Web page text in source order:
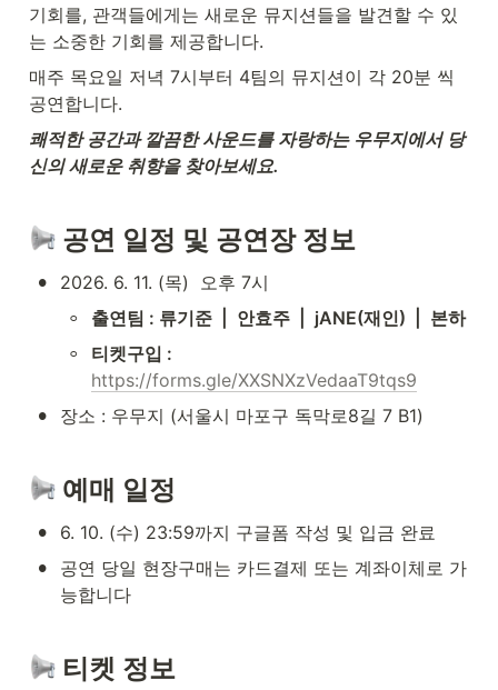
기회를, 관객들에게는 새로운 뮤지션들을 발견할 수 있
는 소중한 기회를 제공합니다.
매주 목요일 저녁 7시부터 4팀의 뮤지션이 각 20분 씩
공연합니다.
쾌적한 공간과 깔끔한 사운드를 자랑하는 우무지에서 당
신의 새로운 취향을 찾아보세요.
공연 일정 및 공연장 정보
• 2026. 6. 11. (목)  오후 7시
◦ 출연팀 : 류기준  |  안효주  |  jANE(재인)  |  본하
◦
https://forms.gle/XXSNXzVedaaT9tqs9
• 장소 : 우무지 (서울시 마포구 독막로8길 7 B1)
예매 일정
• 6. 10. (수) 23:59까지 구글폼 작성 및 입금 완료
•
공연 당일 현장구매는 카드결제 또는 계좌이체로 가
능합니다
티켓 정보